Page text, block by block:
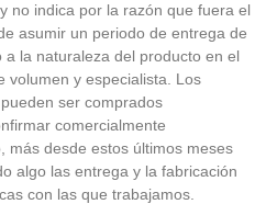
no indica por la razón que fuera el
asumir un periodo de entrega de
la naturaleza del producto en el
volumen y especialista. Los
ser comprados
comercialmente
más desde estos últimos meses
algo las entrega y la fabricación
con las que trabajamos.